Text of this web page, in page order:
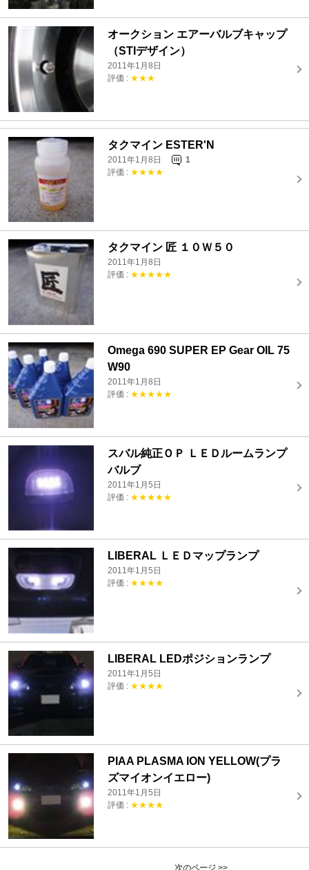
オークション エアーバルブキャップ
（STIデザイン）
2011年1月8日
評価 : ★★★
タクマイン ESTER'N
2011年1月8日
1
評価 : ★★★★
タクマイン 匠 １０Ｗ５０
2011年1月8日
評価 : ★★★★★
Omega 690 SUPER EP Gear OIL 75
W90
2011年1月8日
評価 : ★★★★★
スバル純正ＯＰ ＬＥＤルームランプ
バルブ
2011年1月5日
評価 : ★★★★★
LIBERAL ＬＥＤマップランプ
2011年1月5日
評価 : ★★★★
LIBERAL LEDポジションランプ
2011年1月5日
評価 : ★★★★
PIAA PLASMA ION YELLOW(プラ
ズマイオンイエロー)
2011年1月5日
評価 : ★★★★
次のページ >>